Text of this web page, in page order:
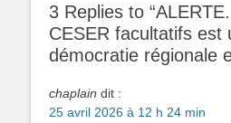
3 Replies to
CESER facultatifs est
démocratie régionale
chaplain dit :
25 avril 2026 à 12 h 24 min